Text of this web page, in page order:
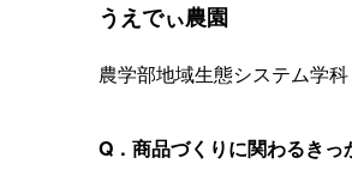
うえでぃ農園
農学部地域生態システム学
Q．商品づくりに関わるきっ